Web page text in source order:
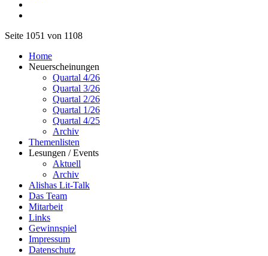
Seite 1051 von 1108
Home
Neuerscheinungen
Quartal 4/26
Quartal 3/26
Quartal 2/26
Quartal 1/26
Quartal 4/25
Archiv
Themenlisten
Lesungen / Events
Aktuell
Archiv
Alishas Lit-Talk
Das Team
Mitarbeit
Links
Gewinnspiel
Impressum
Datenschutz